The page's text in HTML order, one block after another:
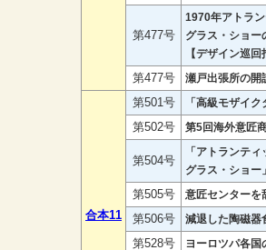
第477号
1970年アトラ
グラス・ショー
【デザイン巡回
第477号
瀬戸出張所の開
合本11
第501号
「高級モザイ
第502号
第5回海外意匠
第504号
「アトランテ
グラス・ショー
第505号
意匠センターを
第506号
減退した陶磁器
第528号
ヨーロツパ各国